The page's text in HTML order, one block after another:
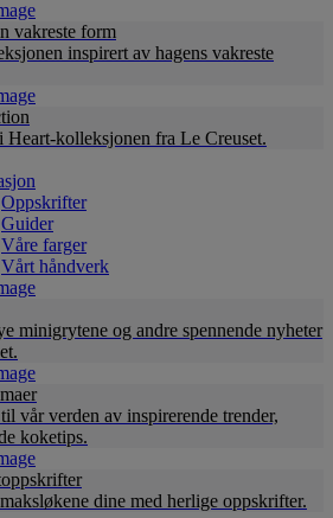
vakreste form
inspirert av hagens vakreste
Heart-kolleksjonen fra Le Creuset.
Oppskrifter
Guider
Våre farger
Vårt håndverk
minigrytene og andre spennende nyheter
vår verden av inspirerende trender,
koketips.
dine med herlige oppskrifter.